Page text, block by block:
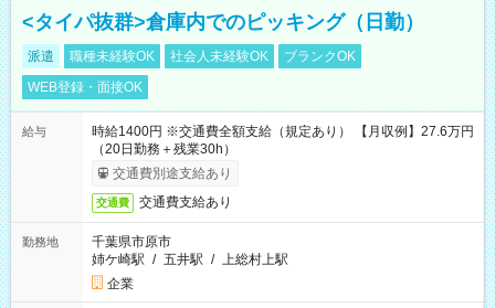
<タイパ抜群>倉庫内でのピッキング（日勤）
派遣 職種未経験OK 社会人未経験OK
ブランクOK
WEB登録・面接OK
給与
時給1400円 ※交通費全額支給（規定あり） 【月収例】27.6万円
（20日勤務＋残業30h）
交通費別途支給あり
交通費 交通費支給あり
勤務地
千葉県市原市
姉ケ崎駅 / 五井駅 / 上総村上駅
企業